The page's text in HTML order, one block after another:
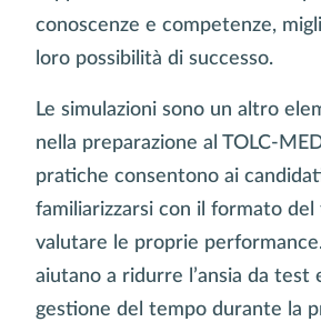
conoscenze e competenze,
loro possibilità di successo.
Le simulazioni sono un altro
nella preparazione al TOLC-
pratiche consentono ai
familiarizzarsi con il formato
valutare le proprie
aiutano a ridurre l’ansia da test
gestione del tempo durante la